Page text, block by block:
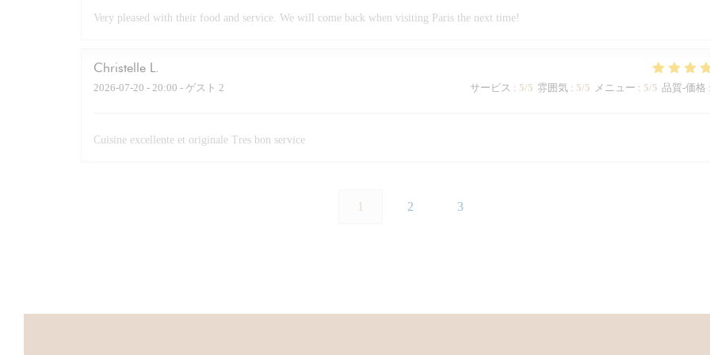
Very pleased with their food and service. We will come back when visiting Paris the next time!
Christelle L
2026-07-20 - 20:00 - ゲスト 2 サービス : 5/5 雰囲気: 5/5 メニュー : 5/5 品質-価格 :
Cuisine excellente et originale Tres bon service
1 2 3